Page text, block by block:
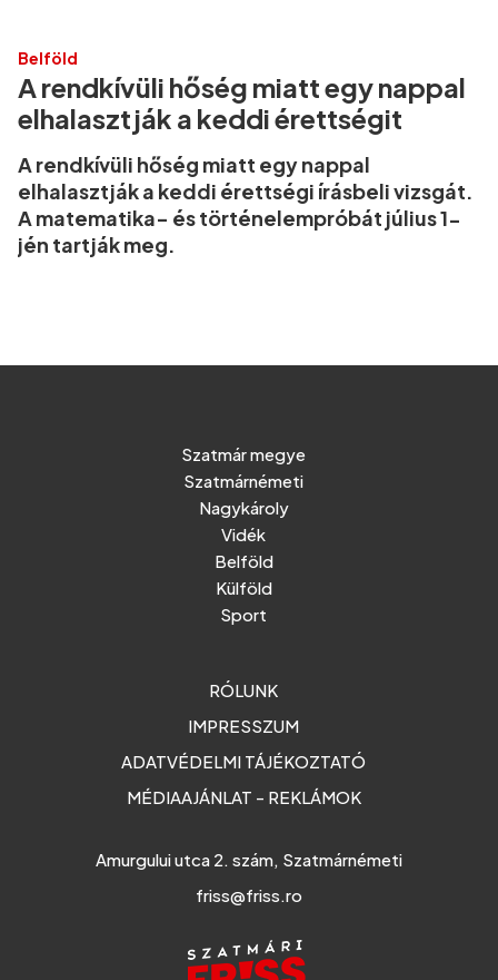
Belföld
A rendkívüli hőség miatt egy nappal
elhalasztják a keddi érettségit
A rendkívüli hőség miatt egy nappal
elhalasztják a keddi érettségi írásbeli vizsgát.
A matematika- és történelempróbát július 1-
jén tartják meg.
Szatmár megye
Szatmárnémeti
Nagykároly
Vidék
Belföld
Külföld
Sport
RÓLUNK
IMPRESSZUM
ADATVÉDELMI TÁJÉKOZTATÓ
MÉDIAAJÁNLAT - REKLÁMOK
Amurgului utca 2. szám, Szatmárnémeti
friss@friss.ro